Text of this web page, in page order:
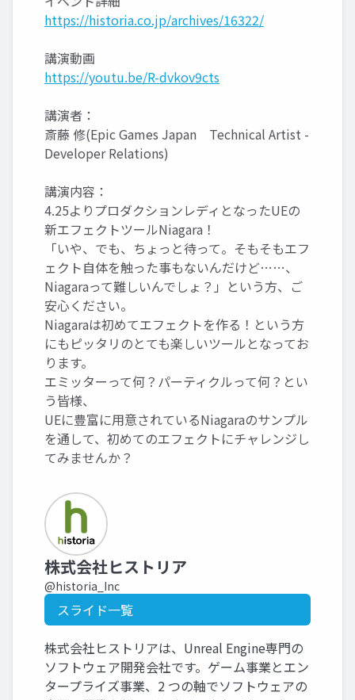
https://historia.co.jp/archives/16322/
講演動画
https://youtu.be/R-dvkov9cts
講演者：
斎藤 修(Epic Games Japan Technical Artist -
Developer Relations)
講演内容：
4.25よりプロダクションレディとなったUEの
新エフェクトツールNiagara！
「いや、でも、ちょっと待って。そもそもエフ
ェクト自体を触った事もないんだけど……、
Niagaraって難しいんでしょ？」という方、ご
安心ください。
Niagaraは初めてエフェクトを作る！という方
にもピッタリのとても楽しいツールとなってお
ります。
エミッターって何？パーティクルって何？とい
う皆様、
UEに豊富に用意されているNiagaraのサンプル
を通して、初めてのエフェクトにチャレンジし
てみませんか？
株式会社ヒストリア
@historia_Inc
スライド一覧
株式会社ヒストリアは、Unreal Engine専門の
ソフトウェア開発会社です。ゲーム事業とエン
タープライズ事業、2 つの軸でソフトウェアの